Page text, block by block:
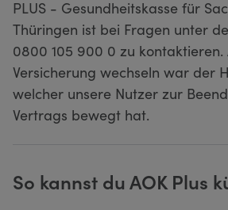
PLUS - Gesundheitskasse für
Thüringen ist bei Fragen unter
0800 105 900 0 zu kontaktieren.
Versicherung wechseln war der
welcher unsere Nutzer zur
Vertrags bewegt hat.
So kannst du AOK Plus